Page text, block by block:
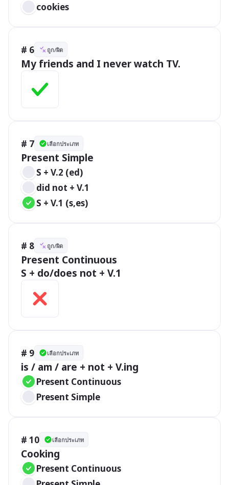
cookies
# 6 ถูก/ผิด
My friends and I never watch TV.
# 7 เลือกประเภท
Present Simple
S + V.2 (ed)
did not + V.1
S + V.1 (s,es)
# 8 ถูก/ผิด
Present Continuous
S + do/does not + V.1
# 9 เลือกประเภท
is / am / are + not + V.ing
Present Continuous
Present Simple
# 10 เลือกประเภท
Cooking
Present Continuous